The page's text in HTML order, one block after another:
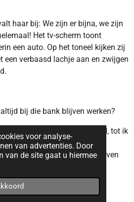
voor analyse-
van advertenties. Door
van de site gaat u hiermee
haar bij: We zijn er bijna, we zijn
Het tv-scherm toont
een auto. Op het toneel kijken zij
een verbaasd lachje aan en zwijgen
bij die bank blijven werken?
nog een paar banen gehad, tot ik
Daar hield ik me met
dat ben tot mijn pensioen blijven
worden, een Hemingway?